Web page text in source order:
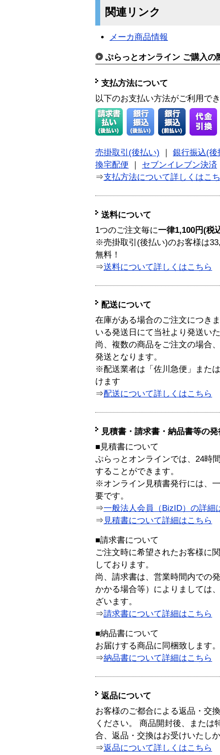
関連リンク
メーカ商品情報
ぷらっとオンライン ご購入の
支払方法について
以下のお支払い方法がご利用で
売掛取引(後払い)
銀行振込(後
換宅配便
セブンイレブン決済
⇒支払方法について詳しくはこ
送料について
1つのご注文毎に一律1,100円(税
※売掛取引(後払い)のお客様は
無料！
⇒送料について詳しくはこちら
配送について
在庫がある場合のご注文につき
いる発送日にて当社より発送い
尚、複数の商品をご注文の場合
発送となります。
※配送業者は「佐川急便」また
けます
⇒配送について詳しくはこちら
見積書・請求書・納品書等の
■見積書について
ぷらっとオンラインでは、24時
することができます。
※オンライン見積書発行には、
要です。
⇒一般法人会員（BizID）の詳細
⇒ 見積書について詳細はこちら
■請求書について
ご注文時に希望されたお客様に
しております。
尚、請求書は、営業時間内での
かかる場合等）によりましては
ざいます。
⇒請求書について詳細はこちら
■納品書について
お届けする商品に同梱致します。
⇒納品書について詳細はこちら
返品について
お客様のご都合による返品・交
ください。 商品開封後、または
合、返品・交換はお受けいたし
⇒返品について詳しくはこちら